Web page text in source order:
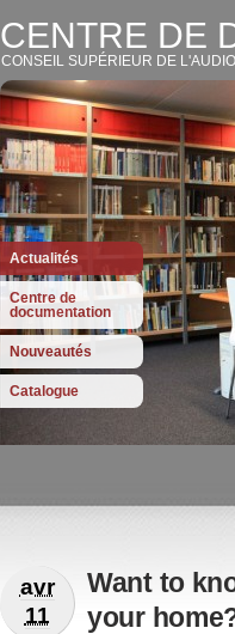
CENTRE DE
CONSEIL SUPÉRIEUR DE
Actualités
Centre de
documentation
Nouveautés
Catalogue
avr
11
Want to
your